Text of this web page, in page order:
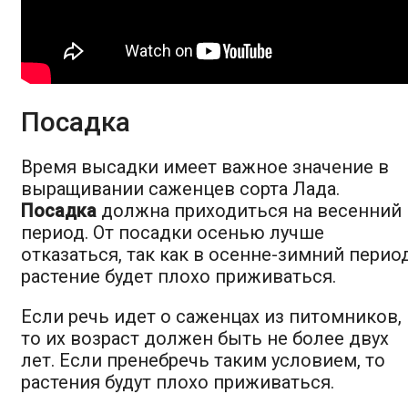
Посадка
Время высадки имеет важное значение в
выращивании саженцев сорта Лада.
Посадка должна приходиться на весенний
период. От посадки осенью лучше
отказаться, так как в осенне-зимний
растение будет плохо приживаться.
Если речь идет о саженцах из питомников,
то их возраст должен быть не более двух
лет. Если пренебречь таким условием, то
растения будут плохо приживаться.